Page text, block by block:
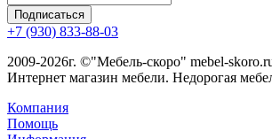
+7 (930) 833-88-03
2009-2026г. ©"Мебель-скоро" mebel-
Интернет магазин мебели. Недорогая
Компания
Помощь